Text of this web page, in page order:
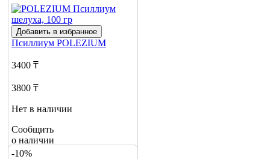
Добавить в избранное
Псиллиум POLEZIUM
3400 ₸
3800 ₸
Нет в наличии
Сообщить
о наличии
1
-10%